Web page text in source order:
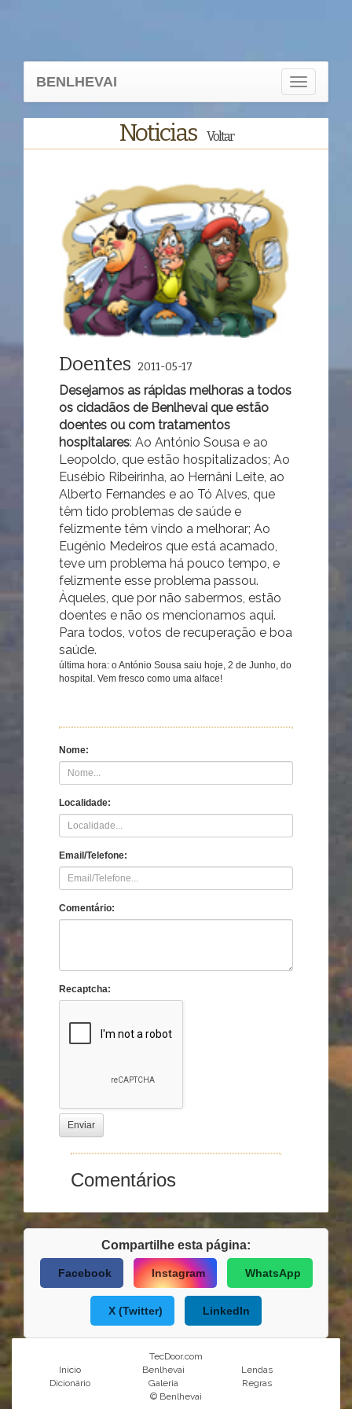
BENLHEVAI
Toggle
navigation
Noticias Voltar
Doentes 2011-05-17
Desejamos as rápidas melhoras a todos
os cidadãos de Benlhevai que estão
doentes ou com tratamentos
hospitalares: Ao António Sousa e ao
Leopoldo, que estão hospitalizados; Ao
Eusébio Ribeirinha, ao Hernâni Leite, ao
Alberto Fernandes e ao Tó Alves, que
têm tido problemas de saúde e
felizmente têm vindo a melhorar; Ao
Eugénio Medeiros que está acamado,
teve um problema há pouco tempo, e
felizmente esse problema passou.
Àqueles, que por não sabermos, estão
doentes e não os mencionamos aqui.
Para todos, votos de recuperação e boa
saúde.
última hora: o António Sousa saiu hoje, 2 de Junho, do
hospital. Vem fresco como uma alface!
Nome:
Localidade:
Email/Telefone:
Comentário:
Recaptcha:
Enviar
Comentários
Compartilhe esta página:
Facebook Instagram WhatsApp
X (Twitter) LinkedIn
TecDoor.com
Inicio
Benlhevai
Lendas
Dicionário
Galeria
Regras
© Benlhevai